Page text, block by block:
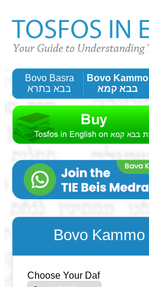
Bovo Basra
בבא בתרא
Bovo Kammo
בבא קמא
Bovo Kammo
Choose Your Daf